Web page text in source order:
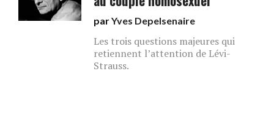
parYves Depelsenaire
Les trois questions majeures qui
retiennent l’attention de Lévi-
Strauss.